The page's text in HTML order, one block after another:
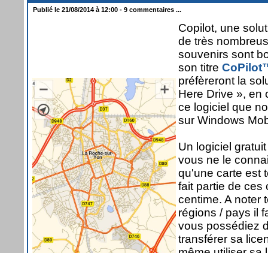
Publié le 21/08/2014 à 12:00 - 9 commentaires ...
Copilot, une
de très
souvenirs sont
son titre
préfèreront la
Here Drive », en
ce logiciel que
sur Windows
Un logiciel
vous ne le
qu'une carte est
fait partie de ces
centime. A noter
régions / pays il
vous possédiez
transférer sa